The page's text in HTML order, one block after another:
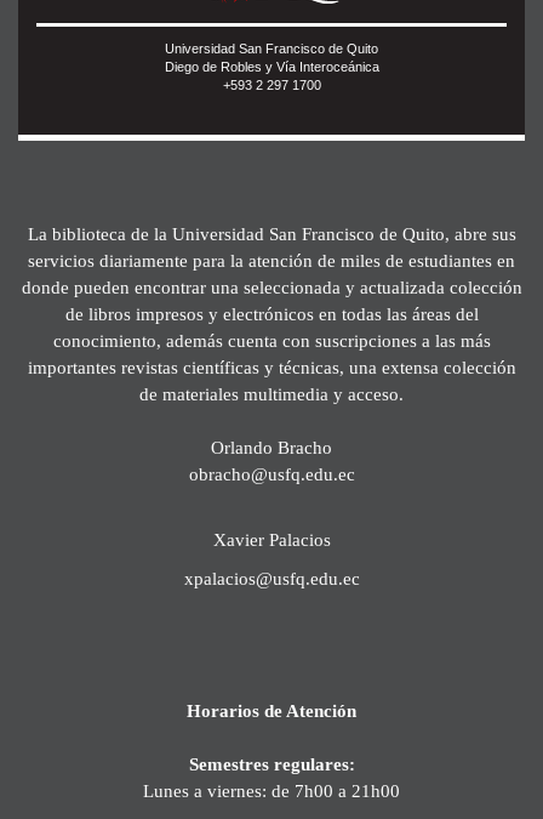
Universidad San Francisco de Quito
Diego de Robles y Vía Interoceánica
+593 2 297 1700
La biblioteca de la Universidad San Francisco de Quito, abre sus
servicios diariamente para la atención de miles de estudiantes en
donde pueden encontrar una seleccionada y actualizada colección
de libros impresos y electrónicos en todas las áreas del
conocimiento, además cuenta con suscripciones a las más
importantes revistas científicas y técnicas, una extensa colección
de materiales multimedia y acceso.
Orlando Bracho
obracho@usfq.edu.ec
Xavier Palacios
xpalacios@usfq.edu.ec
Horarios de Atención
Semestres regulares:
Lunes a viernes: de 7h00 a 21h00